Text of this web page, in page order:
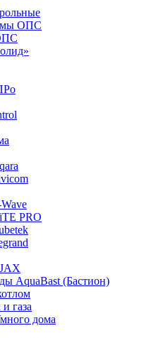
ОПС
PRO
AquaBast (Бастион)
газа
дома